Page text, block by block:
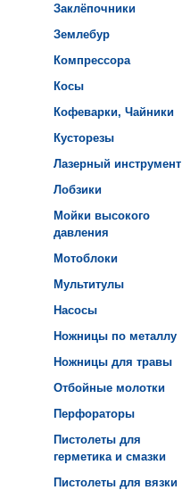
Заклёпочники
Землебур
Компрессора
Косы
Кофеварки, Чайники
Кусторезы
Лазерный инструмент
Лобзики
Мойки высокого
давления
Мотоблоки
Мультитулы
Насосы
Ножницы по металлу
Ножницы для травы
Отбойные молотки
Перфораторы
Пистолеты для
герметика и смазки
Пистолеты для вязки